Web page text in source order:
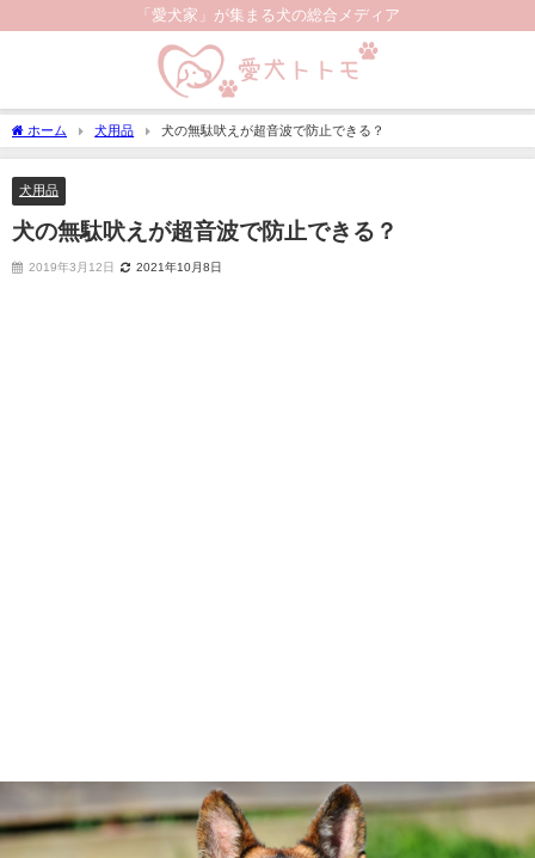
「愛犬家」が集まる犬の総合メディア
ホーム 犬用品 犬の無駄吠えが超音波で防止できる？
犬用品
犬の無駄吠えが超音波で防止できる？
2019年3月12日 2021年10月8日